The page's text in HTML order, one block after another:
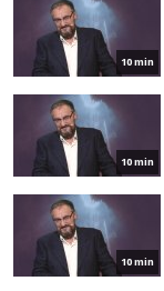
10 min
10 min
10 min